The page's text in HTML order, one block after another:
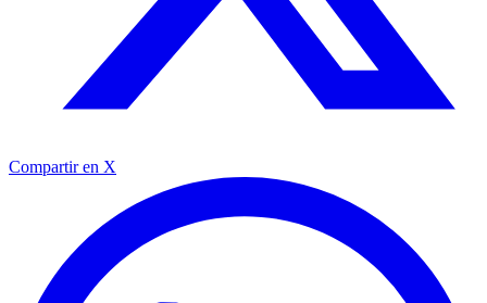
Compartir en X